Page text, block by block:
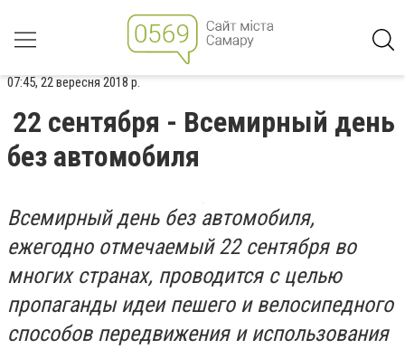
07:45, 22 вересня 2018 р.
22 сентября - Всемирный день
без автомобиля
Всемирный день без автомобиля,
ежегодно отмечаемый 22 сентября во
многих странах, проводится с целью
пропаганды идеи пешего и велосипедного
способов передвижения и использования